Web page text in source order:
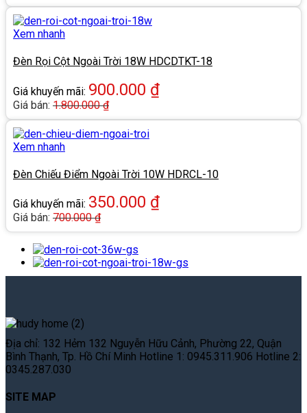
Xem nhanh
Đèn Rọi Cột Ngoài Trời 18W HDCDTKT-18
Giá khuyến mãi: 900.000 ₫
Giá bán: 1.800.000₫
Xem nhanh
Đèn Chiếu Điểm Ngoài Trời 10W HDRCL-10
Giá khuyến mãi: 350.000 ₫
Giá bán: 700.000₫
Địa chỉ: 132 Hẻm 132 Nguyễn Hữu Cảnh, Phường 22, Quận
Bình Thạnh, Tp. Hồ Chí Minh Hotline 1: 0945.311.906 Hotline 2:
0345.287.030
SITE MAP